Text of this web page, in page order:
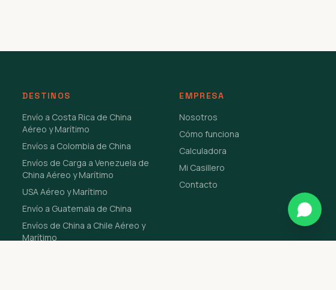
DESTINOS
Envío a Costa Rica de China
Aéreo y Marítimo
Envíos a Colombia de China
Envíos de Carga a Venezuela de
China Aéreo y Marítimo
USA Aéreo y Marítimo
Envío a Guatemala de China
Envíos de China a Chile Aéreo y
Marítimo
EMPRESA
Nosotros
Cómo funciona
Calculadora
Mi Casillero
Contacto